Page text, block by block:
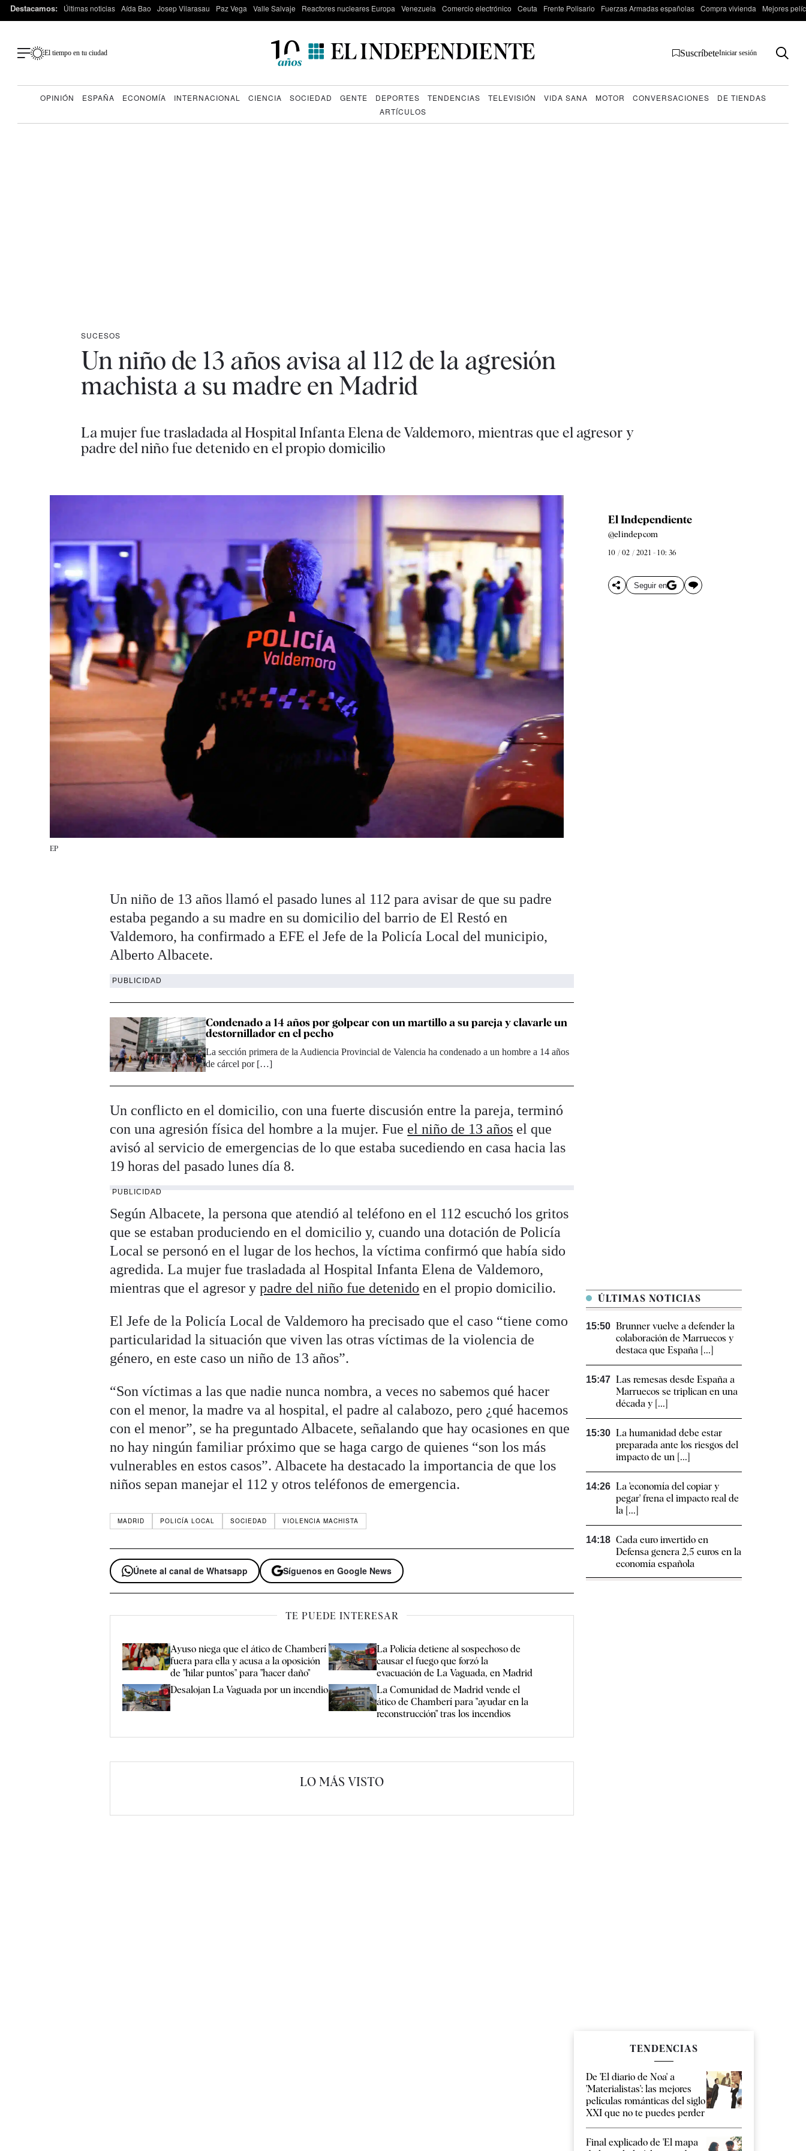
Destacamos: Últimas noticias Aída Bao Josep Vilarasau Paz Vega Valle Salvaje Reactores nucleares Europa Venezuela Comercio electrónico Ceuta Frente Polisario Fuerzas Armadas españolas Compra vivienda Mejores
El tiempo en tu ciudad SuscríbeteIniciar sesión
OPINIÓN ESPAÑA ECONOMÍA INTERNACIONAL CIENCIA SOCIEDAD GENTE DEPORTES TENDENCIAS TELEVISIÓN VIDA SANA MOTOR CONVERSACIONES
DE TIENDAS
ARTÍCULOS
SUCESOS
Un niño de 13 años avisa al 112 de la agresión
machista a su madre en Madrid
La mujer fue trasladada al Hospital Infanta Elena de Valdemoro, mientras que el agresor y
padre del niño fue detenido en el propio domicilio
EP
El Independiente
@elindepcom
10 / 02 / 2021 - 10: 36
Seguir en
Un niño de 13 años llamó el pasado lunes al 112 para avisar de que su padre
estaba pegando a su madre en su domicilio del barrio de El Restó en
Valdemoro, ha confirmado a EFE el Jefe de la Policía Local del municipio,
Alberto Albacete.
PUBLICIDAD
Condenado a 14 años por golpear con un martillo a su pareja y clavarle un
destornillador en el pecho
La sección primera de la Audiencia Provincial de Valencia ha condenado a un hombre a 14 años
de cárcel por […]
Un conflicto en el domicilio, con una fuerte discusión entre la pareja, terminó
con una agresión física del hombre a la mujer. Fue el niño de 13 años el que
avisó al servicio de emergencias de lo que estaba sucediendo en casa hacia las
19 horas del pasado lunes día 8.
PUBLICIDAD
Según Albacete, la persona que atendió al teléfono en el 112 escuchó los gritos
que se estaban produciendo en el domicilio y, cuando una dotación de Policía
Local se personó en el lugar de los hechos, la víctima confirmó que había sido
agredida. La mujer fue trasladada al Hospital Infanta Elena de Valdemoro,
mientras que el agresor ypadre del niño fue detenido en el propio domicilio.
El Jefe de la Policía Local de Valdemoro ha precisado que el caso “tiene como
particularidad la situación que viven las otras víctimas de la violencia de
género, en este caso un niño de 13 años”.
“Son víctimas a las que nadie nunca nombra, a veces no sabemos qué hacer
con el menor, la madre va al hospital, el padre al calabozo, pero ¿qué hacemos
con el menor”, se ha preguntado Albacete, señalando que hay ocasiones en que
no hay ningún familiar próximo que se haga cargo de quienes “son los más
vulnerables en estos casos”. Albacete ha destacado la importancia de que los
niños sepan manejar el 112 y otros teléfonos de emergencia.
MADRID POLICÍA LOCAL SOCIEDAD VIOLENCIA MACHISTA
Únete al canal de Whatsapp Síguenos en Google News
TE PUEDE INTERESAR
Ayuso niega que el ático de Chamberí
fuera para ella y acusa a la oposición
de "hilar puntos" para "hacer daño"
La Policía detiene al sospechoso de
causar el fuego que forzó la
evacuación de La Vaguada, en Madrid
Desalojan La Vaguada por un incendio
La Comunidad de Madrid vende el
ático de Chamberí para "ayudar en la
reconstrucción" tras los incendios
LO MÁS VISTO
ÚLTIMAS NOTICIAS
15:50 Brunner vuelve a defender la
colaboración de Marruecos y
destaca que España [...]
15:47 Las remesas desde España a
Marruecos se triplican en una
década y [...]
15:30 La humanidad debe estar
preparada ante los riesgos del
impacto de un [...]
14:26 La 'economía del copiar y
pegar' frena el impacto real de
la [...]
14:18 Cada euro invertido en
Defensa genera 2,5 euros en la
economía española
TENDENCIAS
De 'El diario de Noa' a
'Materialistas': las mejores
películas románticas del siglo
XXI que no te puedes perder
Final explicado de 'El mapa